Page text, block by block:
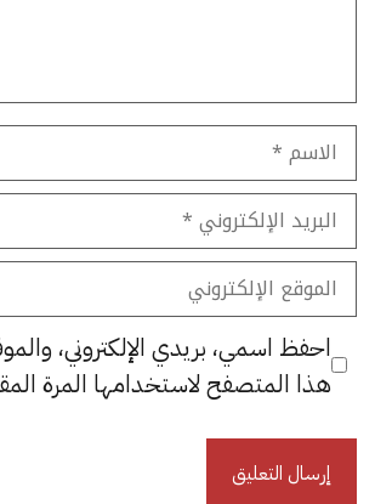
الاسم
البريد
الإلكتروني
الموقع
الإلكتروني
احفظ اسمي، بريدي الإلكتروني،
هذا المتصفح لاستخدامها المرة